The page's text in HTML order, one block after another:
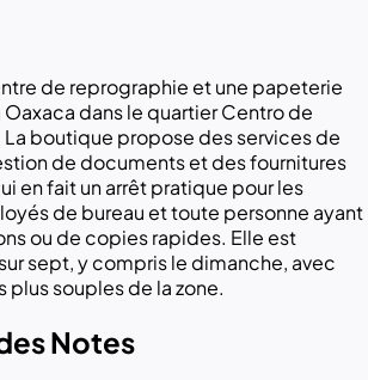
de reprographie et une papeterie
Oaxaca dans le quartier Centro de
boutique propose des services de
de documents et des fournitures
en fait un arrêt pratique pour les
de bureau et toute personne ayant
ou de copies rapides. Elle est
sept, y compris le dimanche, avec
plus souples de la zone.
Notes